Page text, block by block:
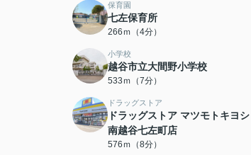
保育園
七左保育所
266ｍ（4分）
小学校
越谷市立大間野小学校
533ｍ（7分）
ドラッグストア
ドラッグストア マツモトキヨシ
南越谷七左町店
576ｍ（8分）